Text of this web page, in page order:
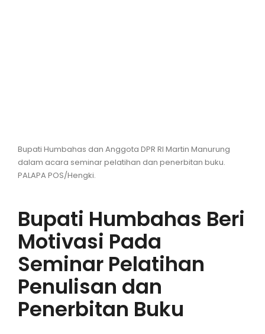
Bupati Humbahas dan Anggota DPR RI Martin Manurung
dalam acara seminar pelatihan dan penerbitan buku.
PALAPA POS/Hengki.
Bupati Humbahas Beri
Motivasi Pada
Seminar Pelatihan
Penulisan dan
Penerbitan Buku